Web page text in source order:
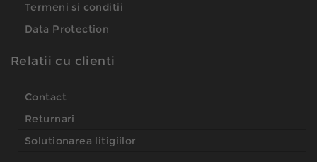
Termeni si conditii
Data Protection
Relatii cu clienti
Contact
Returnari
Solutionarea litigiilor